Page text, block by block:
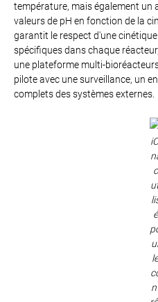
température, mais également
valeurs de pH en fonction de la
garantit le respect d'une
spécifiques dans chaque
une plateforme multi-
pilote avec une surveillance, un
complets des systèmes externes.
c
é
le